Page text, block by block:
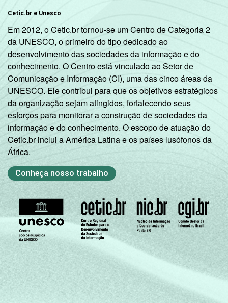
Cetic.br e Unesco
Em 2012, o Cetic.br tornou-se um Centro de Categoria 2
da UNESCO, o primeiro do tipo dedicado ao
desenvolvimento das sociedades da informação e do
conhecimento. O Centro está vinculado ao Setor de
Comunicação e Informação (CI), uma das cinco áreas da
UNESCO. Ele contribui para que os objetivos estratégicos
da organização sejam atingidos, fortalecendo seus
esforços para monitorar a construção de sociedades da
informação e do conhecimento. O escopo de atuação do
Cetic.br inclui a América Latina e os países lusófonos da
África.
Conheça nosso trabalho